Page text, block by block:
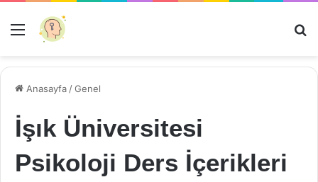
Menü
Anasayfa /Genel
İşık Üniversitesi
Psikoloji Ders İçerikleri